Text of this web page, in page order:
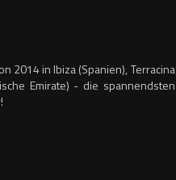
2014 in Ibiza (Spanien), Terracina
Emirate) - die spannendsten